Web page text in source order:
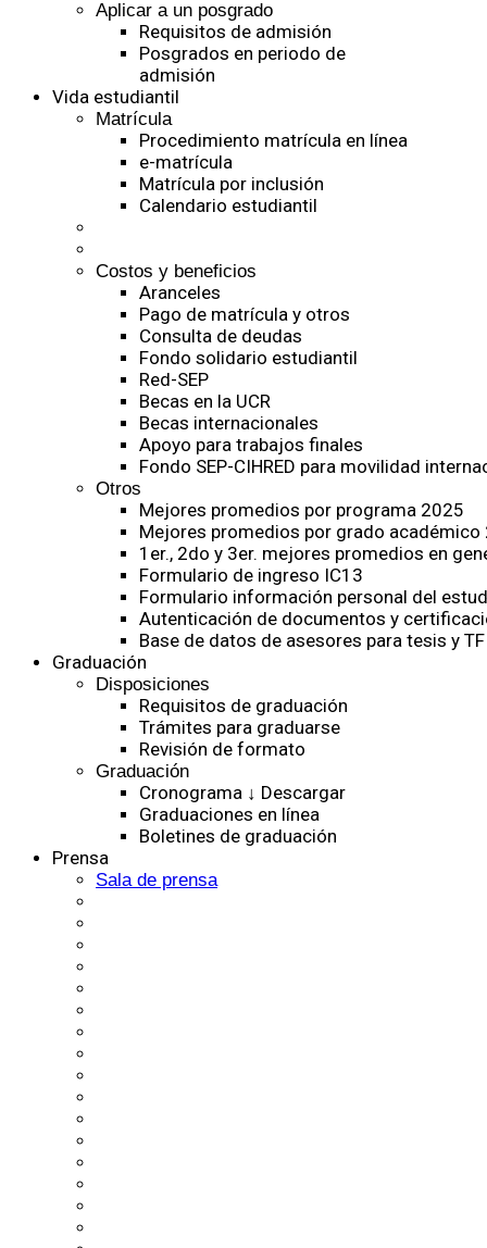
Aplicar a un posgrado
Requisitos de admisión
Posgrados en periodo de
admisión
Vida estudiantil
Matrícula
Procedimiento matrícula en línea
e-matrícula
Matrícula por inclusión
Calendario estudiantil
Costos y beneficios
Aranceles
Pago de matrícula y otros
Consulta de deudas
Fondo solidario estudiantil
Red-SEP
Becas en la UCR
Becas internacionales
Apoyo para trabajos finales
Fondo SEP-CIHRED para movilidad
Otros
Mejores promedios por programa 2025
Mejores promedios por grado académico
1er., 2do y 3er. mejores promedios en
Formulario de ingreso IC13
Formulario información personal del
Autenticación de documentos y
Base de datos de asesores para tesis y
Graduación
Disposiciones
Requisitos de graduación
Trámites para graduarse
Revisión de formato
Graduación
Cronograma ↓ Descargar
Graduaciones en línea
Boletines de graduación
Prensa
Sala de prensa